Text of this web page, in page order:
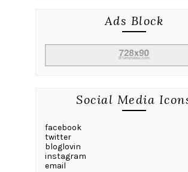
Ads Block
Social Media
facebook
twitter
bloglovin
instagram
email